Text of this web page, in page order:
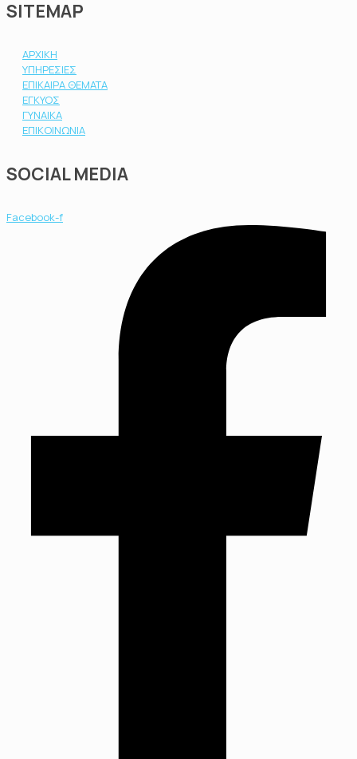
SITEMAP
ΑΡΧΙΚΗ
ΥΠΗΡΕΣΙΕΣ
ΕΠΙΚΑΙΡΑ ΘΕΜΑΤΑ
ΕΓΚΥΟΣ
ΓΥΝΑΙΚΑ
ΕΠΙΚΟΙΝΩΝΙΑ
SOCIAL MEDIA
Facebook-f